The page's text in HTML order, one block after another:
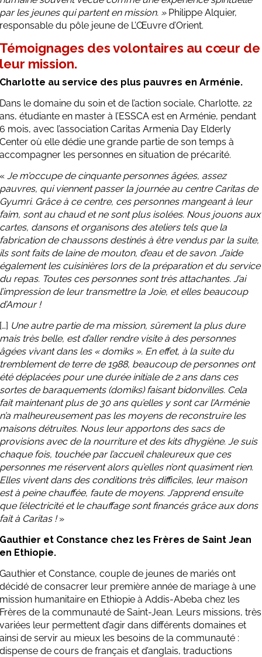
par les jeunes qui partent en mission. » Philippe Alquier,
responsable du pôle jeune de L’Œuvre d’Orient.
Témoignages des volontaires au cœur de
leur mission.
Charlotte au service des plus pauvres en Arménie.
Dans le domaine du soin et de l’action sociale, Charlotte, 22
ans, étudiante en master à l’ESSCA est en Arménie, pendant
6 mois, avec l’association Caritas Armenia Day Elderly
Center où elle dédie une grande partie de son temps à
accompagner les personnes en situation de précarité.
« Je m’occupe de cinquante personnes âgées, assez
pauvres, qui viennent passer la journée au centre Caritas de
Gyumri. Grâce à ce centre, ces personnes mangeant à leur
faim, sont au chaud et ne sont plus isolées. Nous jouons aux
cartes, dansons et organisons des ateliers tels que la
fabrication de chaussons destinés à être vendus par la suite,
ils sont faits de laine de mouton, d’eau et de savon. J’aide
également les cuisinières lors de la préparation et du service
du repas. Toutes ces personnes sont très attachantes. J’ai
l’impression de leur transmettre la Joie, et elles beaucoup
d’Amour !
[…] Une autre partie de ma mission, sûrement la plus dure
mais très belle, est d’aller rendre visite à des personnes
âgées vivant dans les « domiks ». En effet, à la suite du
tremblement de terre de 1988, beaucoup de personnes ont
été déplacées pour une durée initiale de 2 ans dans ces
sortes de baraquements (domiks) faisant bidonvilles. Cela
fait maintenant plus de 30 ans qu’elles y sont car l’Arménie
n’a malheureusement pas les moyens de reconstruire les
maisons détruites. Nous leur apportons des sacs de
provisions avec de la nourriture et des kits d’hygiène. Je suis
chaque fois, touchée par l’accueil chaleureux que ces
personnes me réservent alors qu’elles n’ont quasiment rien.
Elles vivent dans des conditions très difficiles, leur maison
est à peine chauffée, faute de moyens. J’apprend ensuite
que l’électricité et le chauffage sont financés grâce aux dons
fait à Caritas !»
Gauthier et Constance chez les Frères de Saint Jean
en Ethiopie.
Gauthier et Constance, couple de jeunes de mariés ont
décidé de consacrer leur première année de mariage à une
mission humanitaire en Ethiopie à Addis-Abeba chez les
Frères de la communauté de Saint-Jean. Leurs missions, très
variées leur permettent d’agir dans différents domaines et
ainsi de servir au mieux les besoins de la communauté :
dispense de cours de français et d’anglais, traductions